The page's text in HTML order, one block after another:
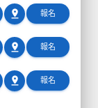
報名
pin_drop
報名
pin_drop
報名
pin_drop